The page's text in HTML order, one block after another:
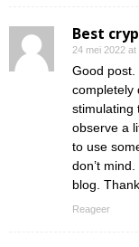
Best
24 mei 2022 at
Good post.
completely
stimulating
observe a
to use
don’t
blog.
Reageer